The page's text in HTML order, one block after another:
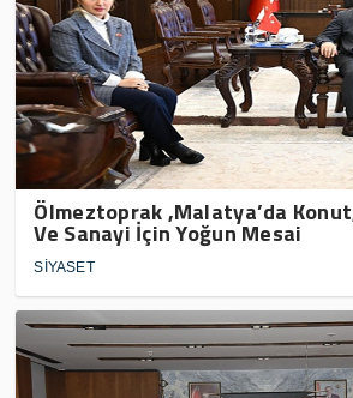
Ölmeztoprak ,Malatya’da
Ve Sanayi İçin Yoğun Mesai
SİYASET